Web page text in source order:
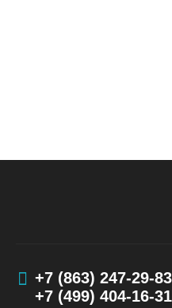
+7 (863) 247-29-83
+7 (499) 404-16-31